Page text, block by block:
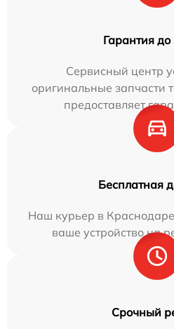
Гарантия до
Сервисный центр
оригинальные запчасти
предоставляет
Бесплатная
Наш курьер в Краснодаре
ваше устройство на
Срочный